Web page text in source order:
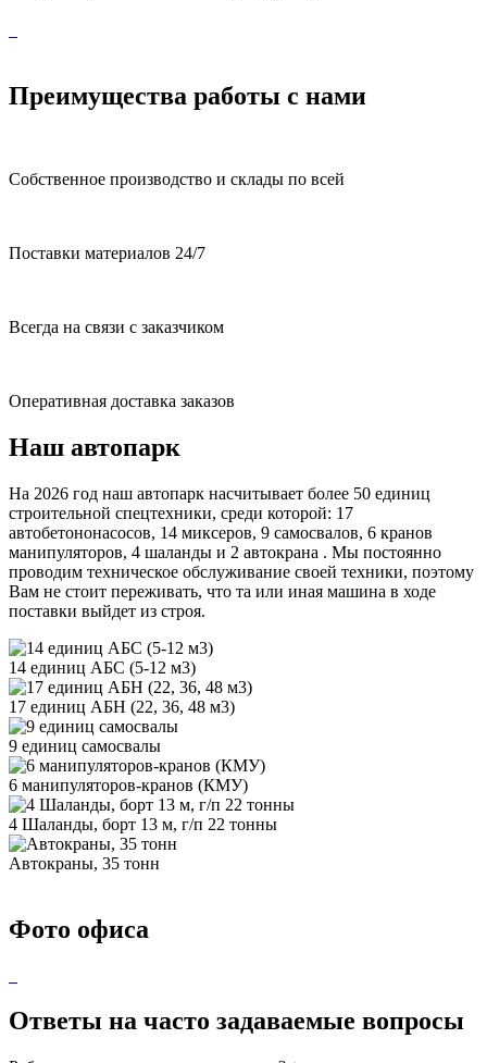
Преимущества работы с нами
Собственное производство и склады по всей
Поставки материалов 24/7
Всегда на связи с заказчиком
Оперативная доставка заказов
Наш автопарк
На 2026 год наш автопарк насчитывает более 50 единиц
строительной спецтехники, среди которой: 17
автобетононасосов, 14 миксеров, 9 самосвалов, 6 кранов
манипуляторов, 4 шаланды и 2 автокрана . Мы постоянно
проводим техническое обслуживание своей техники, поэтому
Вам не стоит переживать, что та или иная машина в ходе
поставки выйдет из строя.
14 единиц АБС (5-12 м3)
17 единиц АБН (22, 36, 48 м3)
9 единиц самосвалы
6 манипуляторов-кранов (КМУ)
4 Шаланды, борт 13 м, г/п 22 тонны
Автокраны, 35 тонн
Фото офиса
Ответы на часто задаваемые вопросы